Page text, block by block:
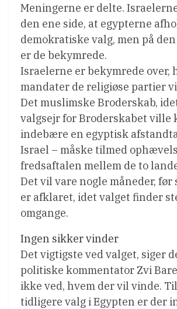
Meningerne er delte.
den ene side, at egypterne
demokratiske valg, men på
er de bekymrede.
Israelerne er bekymrede over,
mandater de religiøse partier
Det muslimske Broderskab,
valgsejr for Broderskabet ville
indebære en egyptisk
Israel – måske tilmed
fredsaftalen mellem de to
Det vil vare nogle måneder,
er afklaret, idet valget finder
omgange.
Ingen sikker vinder
Det vigtigste ved valget, siger
politiske kommentator Zvi
ikke ved, hvem der vil vinde.
tidligere valg i Egypten er der